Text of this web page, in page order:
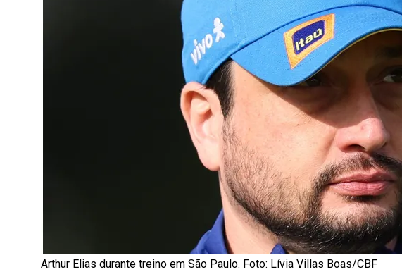
Arthur Elias durante treino em São Paulo. Foto: Lívia Villas Boas/CBF